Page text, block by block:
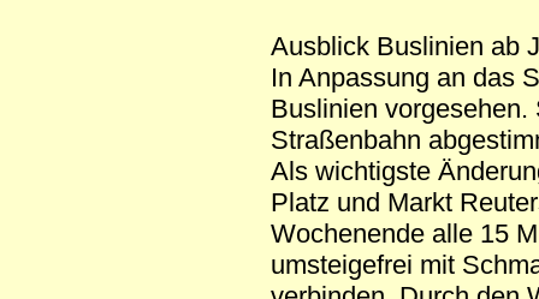
Ausblick Buslinien ab
In Anpassung an das
Buslinien
Straßenbahn
Als wichtigste
Platz und Markt
Wochenende alle 15
umsteigefrei mit